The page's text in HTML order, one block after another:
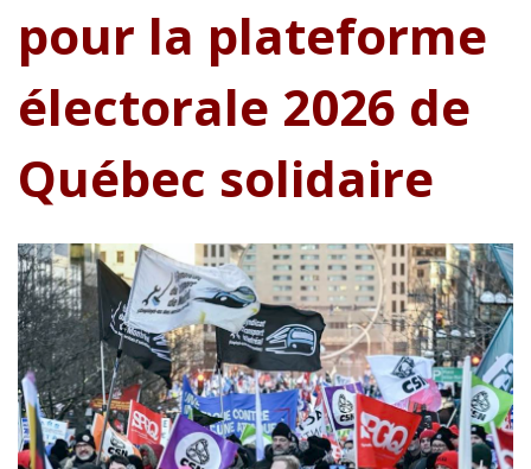
pour la plateforme
électorale 2026 de
Québec solidaire